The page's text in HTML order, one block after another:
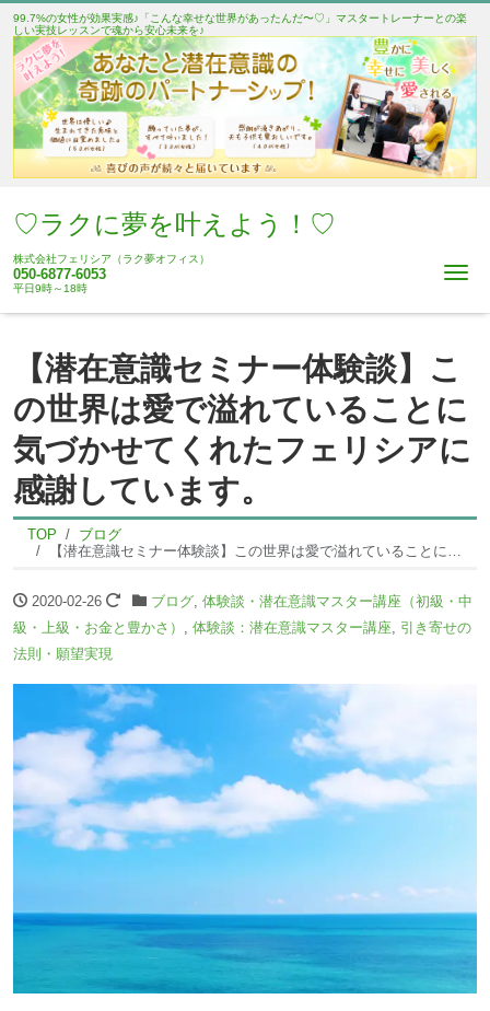
99.7%の女性が効果実感♪「こんな幸せな世界があったんだ〜♡」マスタートレーナーとの楽
しい実技レッスンで魂から安心未来を♪
♡ラクに夢を叶えよう！♡
株式会社フェリシア（ラク夢オフィス）
050-6877-6053
平日9時～18時
【潜在意識セミナー体験談】こ
の世界は愛で溢れていることに
気づかせてくれたフェリシアに
感謝しています。
TOP
ブログ
【潜在意識セミナー体験談】この世界は愛で溢れていることに気づかせてくれたフェリシアに感謝しています。
2020-02-26 ブログ, 体験談・潜在意識マスター講座（初級・中
級・上級・お金と豊かさ）
体験談：潜在意識マスター講座 引き寄せの
法則・願望実現